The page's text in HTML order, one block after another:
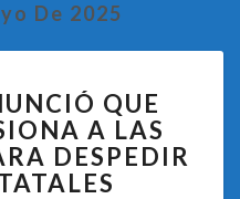
De 2025
QUE
A LAS
DESPEDIR